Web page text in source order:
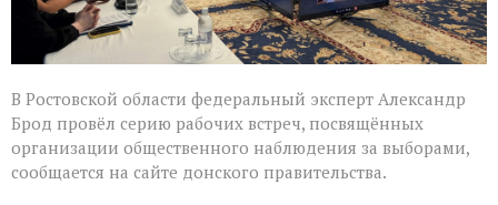
В Ростовской области федеральный эксперт Александр
Брод провёл серию рабочих встреч, посвящённых
организации общественного наблюдения за выборами,
сообщается на сайте донского правительства.